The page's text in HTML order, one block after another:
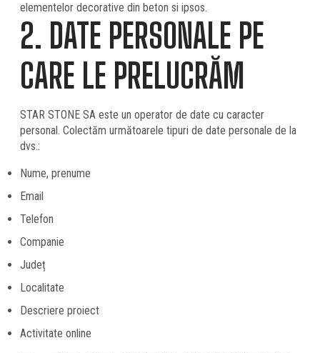
elementelor decorative din beton si ipsos.
2. DATE PERSONALE PE
CARE LE PRELUCRĂM
STAR STONE SA este un operator de date cu caracter
personal. Colectăm următoarele tipuri de date personale de la
dvs.:
Nume, prenume
Email
Telefon
Companie
Județ
Localitate
Descriere proiect
Activitate online